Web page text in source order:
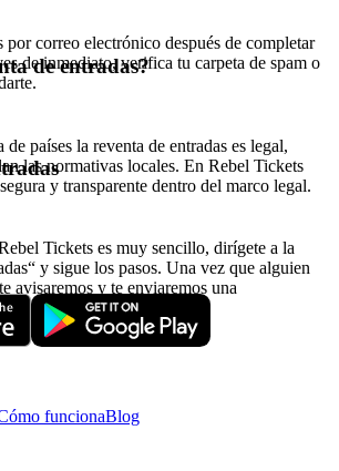
por correo electrónico después de completar
de inmediato, verifica tu carpeta de spam o
de entradas?
países la reventa de entradas es legal,
las normativas locales. En Rebel Tickets
y transparente dentro del marco legal.
Tickets es muy sencillo, dirígete a la
y sigue los pasos. Una vez que alguien
avisaremos y te enviaremos una
relativa al pago.
funcionaBlog